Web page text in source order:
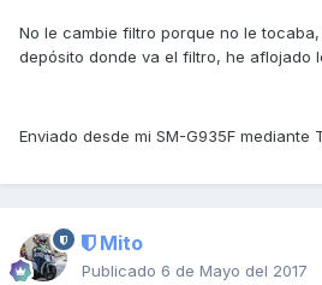
No le cambie filtro porque no le
depósito donde va el filtro, he aflojado
Enviado desde mi SM-G935F mediante
Mito
Publicado 6 de Mayo del 2017